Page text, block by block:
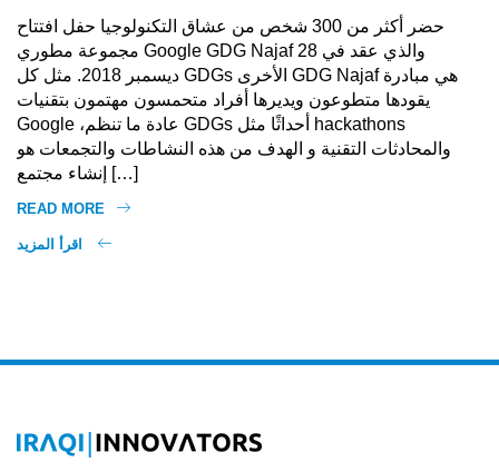
حضر أكثر من 300 شخص من عشاق التكنولوجيا حفل افتتاح
مجموعة مطوري Google GDG Najaf والذي عقد في 28
ديسمبر 2018. مثل كل GDGs الأخرى GDG Najaf هي مبادرة
يقودها متطوعون ويديرها أفراد متحمسون مهتمون بتقنيات
Google ،عادة ما تنظم GDGs أحداثًا مثل hackathons
والمحادثات التقنية و الهدف من هذه النشاطات والتجمعات هو
إنشاء مجتمع […]
READ MORE